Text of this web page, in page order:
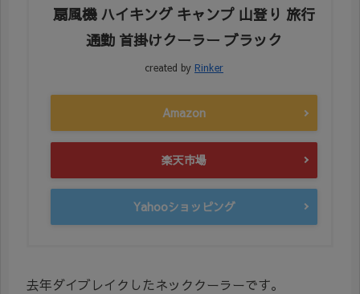
扇風機 ハイキング キャンプ 山登り 旅行
通勤 首掛けクーラー ブラック
created by Rinker
Amazon
楽天市場
Yahooショッピング
去年ダイブレイクしたネッククーラーです。